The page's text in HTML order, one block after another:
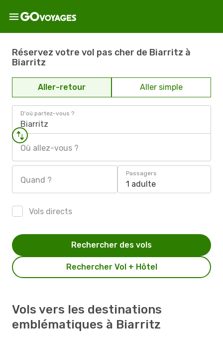
Réservez votre vol pas cher de Biarritz à
Biarritz
Aller-retour Aller simple
D'où partez-vous ?
Biarritz
Où allez-vous ?
Quand ?
Passagers
1 adulte
Vols directs
Rechercher Vol + Hôtel
Rechercher des vols
Vols vers les destinations
emblématiques à Biarritz